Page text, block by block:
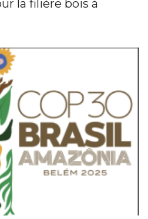
la filière bois à